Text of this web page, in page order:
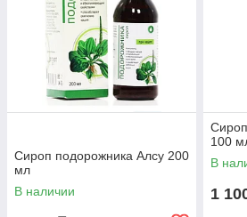
Сироп подорожника Алсу 200
мл
В наличии
100
В
1